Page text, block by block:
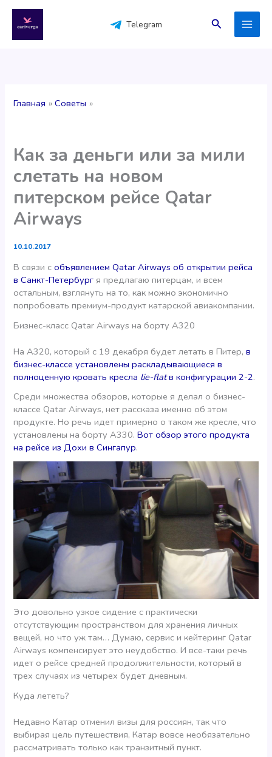
содержимому
Telegram Поиск
Главная Советы
Как за деньги или за мили
слетать на новом
питерском рейсе Qatar
Airways
10.10.2017
В связи собъявлением Qatar Airways об открытии рейса
в Санкт-Петербург я предлагаю питерцам, и всем
остальным, взглянуть на то, как можно экономично
попробовать премиум-продукт катарской авиакомпании.
Бизнес-класс Qatar Airways на борту А320
На А320, который с 19 декабря будет летать в Питер,в
бизнес-классе установлены раскладывающиеся в
полноценную кровать кресла lie-flatв конфигурации 2-2.
Среди множества обзоров, которые я делал о бизнес-
классе Qatar Airways, нет рассказа именно об этом
продукте. Но речь идет примерно о таком же кресле, что
установлены на борту А330.Вот обзор этого продукта
на рейсе из Дохи в Сингапур.
Это довольно узкое сидение с практически
отсутствующим пространством для хранения личных
вещей, но что уж там… Думаю, сервис и кейтеринг Qatar
Airways компенсирует это неудобство. И все-таки речь
идет о рейсе средней продолжительности, который в
трех случаях из четырех будет дневным.
Куда лететь?
Недавно Катар отменил визы для россиян, так что
выбирая цель путешествия, Катар вовсе необязательно
рассматривать только как транзитный пункт.